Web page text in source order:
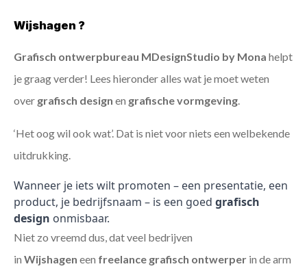
Wijshagen ?
Grafisch ontwerpbureau MDesignStudio by Mona helpt
je graag verder! Lees hieronder alles wat je moet weten
over grafisch design en grafische vormgeving
‘Het oog wil ook wat’. Dat is niet voor niets een welbekende
uitdrukking.
Wanneer je iets wilt promoten – een presentatie, een
product, je bedrijfsnaam – is een goed grafisch
design onmisbaar.
Niet zo vreemd dus, dat veel bedrijven
in Wijshagen een freelance grafisch ontwerper in de arm